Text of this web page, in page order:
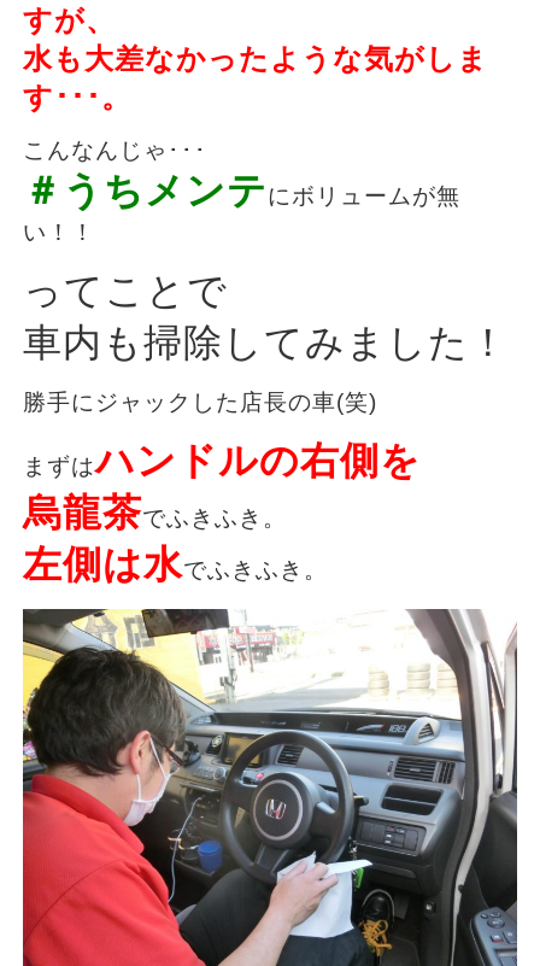
すが、
水も大差なかったような気がしま
す･･･。
こんなんじゃ･･･
＃うちメンテにボリュームが無
い！！
ってことで
車内も掃除してみました！
勝手にジャックした 店長の車(笑)
まずはハンドルの右側を
烏龍茶でふきふき。
左側は水でふきふき。